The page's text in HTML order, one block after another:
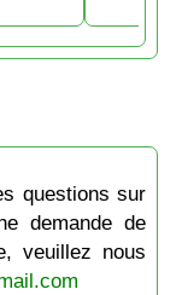
questions sur
demande de
veuillez nous